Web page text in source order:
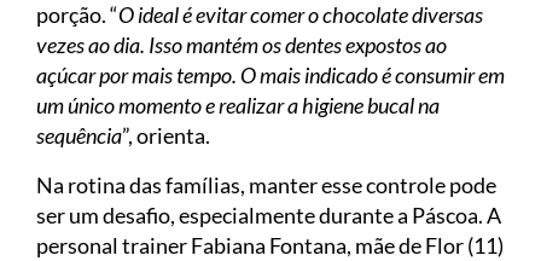
porção. “O ideal é evitar comer o chocolate diversas
vezes ao dia. Isso mantém os dentes expostos ao
açúcar por mais tempo. O mais indicado é consumir em
um único momento e realizar a higiene bucal na
sequência”, orienta.
Na rotina das famílias, manter esse controle pode
ser um desafio, especialmente durante a Páscoa. A
personal trainer Fabiana Fontana, mãe de Flor (11)